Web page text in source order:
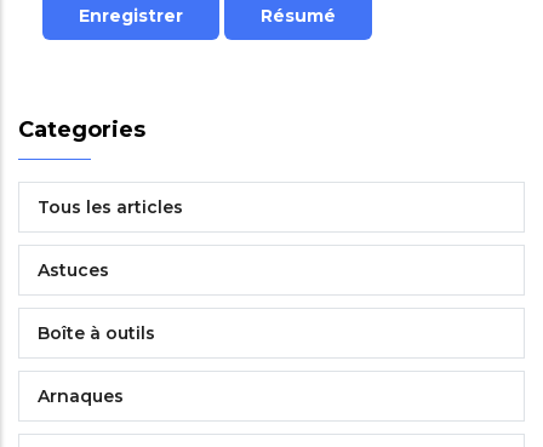
Categories
Tous les articles
Astuces
Boîte à outils
Arnaques